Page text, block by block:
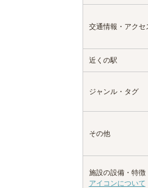
交通情報・アクセ
近くの駅
ジャンル・タグ
その他
施設の設備・特徴
アイコンについて